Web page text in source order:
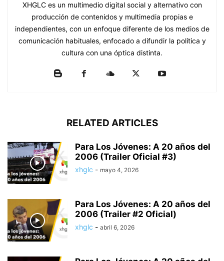
XHGLC es un multimedio digital social y alternativo con
producción de contenidos y multimedia propias e
independientes, con un enfoque diferente de los medios de
comunicación habituales, enfocado a difundir la política y
cultura con una óptica distinta.
RELATED ARTICLES
Para Los Jóvenes: A 20 años del
2006 (Trailer Oficial #3)
xhglc - mayo 4, 2026
Para Los Jóvenes: A 20 años del
2006 (Trailer #2 Oficial)
xhglc - abril 6, 2026